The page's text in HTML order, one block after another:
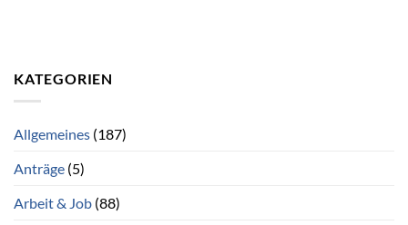
KATEGORIEN
Allgemeines (187)
Anträge (5)
Arbeit & Job (88)